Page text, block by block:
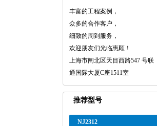
丰富的工程案例，
众多的合作客户，
细致的周到服务，
欢迎朋友们光临惠顾！
上海市闸北区天目西路547 号联
通国际大厦C座1511室
推荐型号
NJ2312